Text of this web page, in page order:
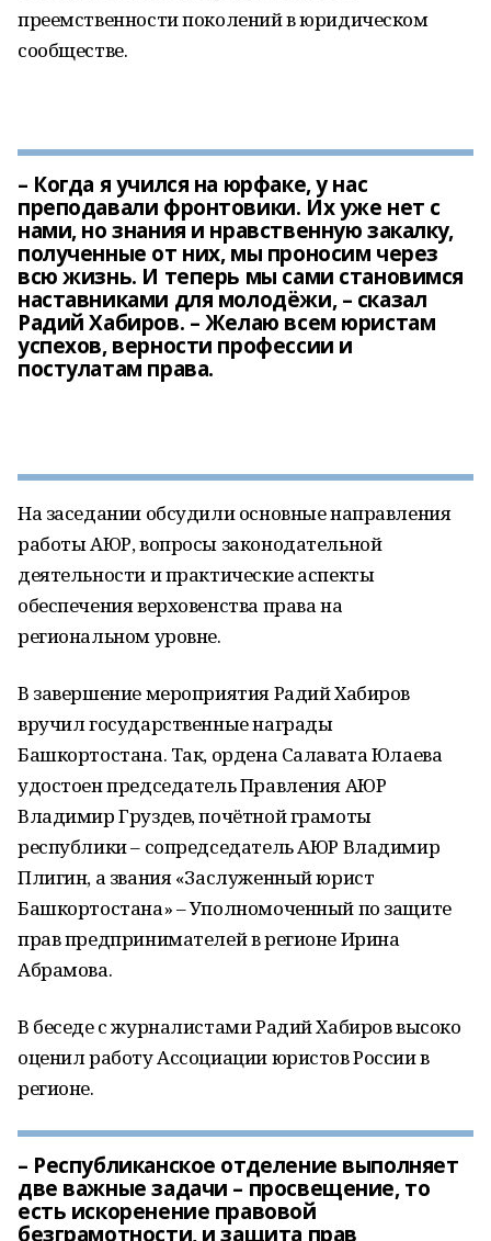
преемственности поколений в юридическом
сообществе.
– Когда я учился на юрфаке, у нас
преподавали фронтовики. Их уже нет с
нами, но знания и нравственную закалку,
полученные от них, мы проносим через
всю жизнь. И теперь мы сами становимся
наставниками для молодёжи, – сказал
Радий Хабиров. – Желаю всем юристам
успехов, верности профессии и
постулатам права.
На заседании обсудили основные направления
работы АЮР, вопросы законодательной
деятельности и практические аспекты
обеспечения верховенства права на
региональном уровне.
В завершение мероприятия Радий Хабиров
вручил государственные награды
Башкортостана. Так, ордена Салавата Юлаева
удостоен председатель Правления АЮР
Владимир Груздев, почётной грамоты
республики – сопредседатель АЮР Владимир
Плигин, а звания «Заслуженный юрист
Башкортостана» – Уполномоченный по защите
прав предпринимателей в регионе Ирина
Абрамова.
В беседе с журналистами Радий Хабиров высоко
оценил работу Ассоциации юристов России в
регионе.
– Республиканское отделение выполняет
две важные задачи – просвещение, то
есть искоренение правовой
безграмотности, и защита прав